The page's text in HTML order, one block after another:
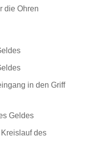
die Ohren
in den Griff
Geldes
Kreislauf des